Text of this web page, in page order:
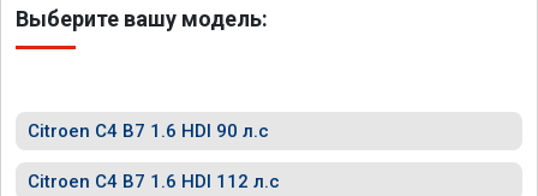
Выберите вашу модель:
Citroen C4 B7 1.6 HDI 90 л.с
Citroen C4 B7 1.6 HDI 112 л.с